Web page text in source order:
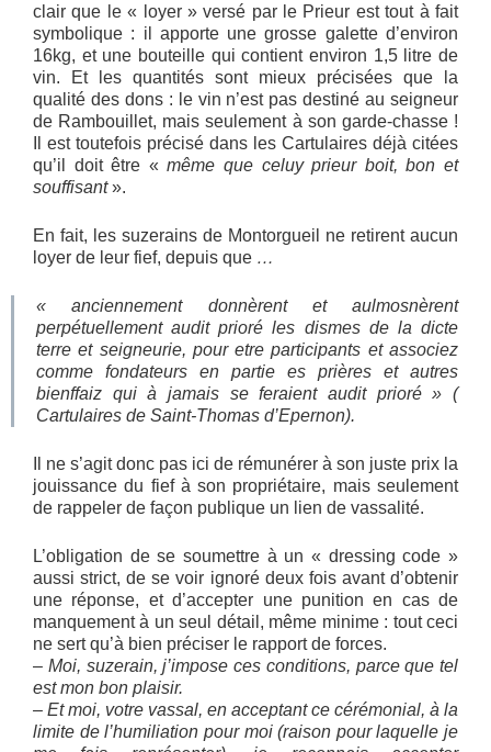
clair que le « loyer » versé par le Prieur est tout à fait
symbolique : il apporte une grosse galette d’environ
16kg, et une bouteille qui contient environ 1,5 litre de
vin. Et les quantités sont mieux précisées que la
qualité des dons : le vin n’est pas destiné au seigneur
de Rambouillet, mais seulement à son garde-chasse !
Il est toutefois précisé dans les Cartulaires déjà citées
qu’il doit être « même que celuy prieur boit, bon et
souffisant».
En fait, les suzerains de Montorgueil ne retirent aucun
loyer de leur fief, depuis que …
« anciennement donnèrent et aulmosnèrent
perpétuellement audit prioré les dismes de la dicte
terre et seigneurie, pour etre participants et associez
comme fondateurs en partie es prières et autres
bienffaiz qui à jamais se feraient audit prioré » (
Cartulaires de Saint-Thomas d’Epernon).
Il ne s’agit donc pas ici de rémunérer à son juste prix la
jouissance du fief à son propriétaire, mais seulement
de rappeler de façon publique un lien de vassalité.
L’obligation de se soumettre à un « dressing code »
aussi strict, de se voir ignoré deux fois avant d’obtenir
une réponse, et d’accepter une punition en cas de
manquement à un seul détail, même minime : tout ceci
ne sert qu’à bien préciser le rapport de forces.
– Moi, suzerain, j’impose ces conditions, parce que tel
est mon bon plaisir.
– Et moi, votre vassal, en acceptant ce cérémonial, à la
limite de l’humiliation pour moi (raison pour laquelle je